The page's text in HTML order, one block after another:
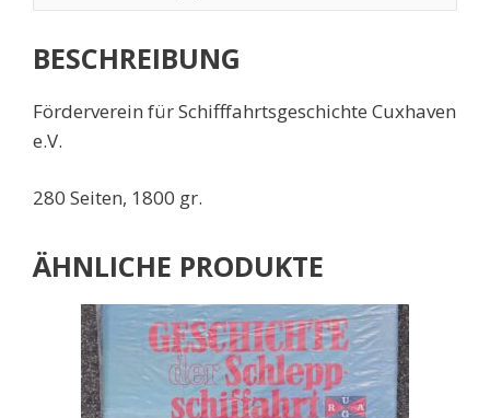
BESCHREIBUNG
Förderverein für Schifffahrtsgeschichte Cuxhaven
e.V.
280 Seiten, 1800 gr.
ÄHNLICHE PRODUKTE